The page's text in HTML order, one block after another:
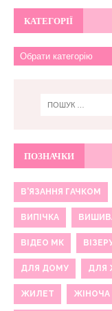
КАТЕГОРІЇ
ПОЗНАЧКИ
В'ЯЗАННЯ ГАЧКОМ
ВИПІЧКА
ВІДЕО МК
ДЛЯ ДОМУ ДЛЯ
ЖИЛЕТ ЖІНОЧА